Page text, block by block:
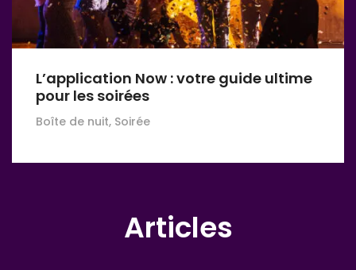
L’application Now : votre guide ultime
pour les soirées
Boîte de nuit, Soirée
Articles